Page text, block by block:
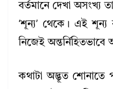
বর্তমানে দেখা অসংখ্য
‘শূন্য’ থেকে। এই শূন্য
নিজেই
কথাটা অদ্ভূত শোনাতে